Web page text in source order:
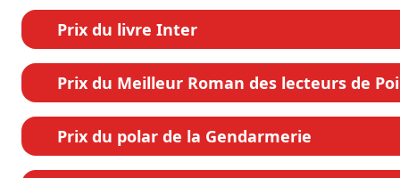
Prix du livre Inter
Prix du Meilleur Roman des lecteurs de
Prix du polar de la Gendarmerie